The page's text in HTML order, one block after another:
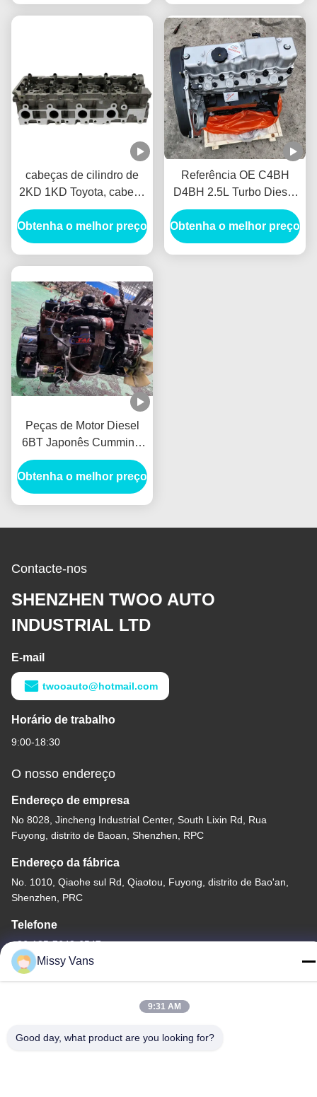
cabeças de cilindro de
2KD 1KD Toyota, cabeça
de cilindro do motor de
Toyota Hilux 2,5 D4D
(2KD)
Obtenha o melhor preço
Referência OE C4BH
D4BH 2.5L Turbo Diesel
Motor Long Block Fit Para
Hyundai H1 KIA Bongo
JAC
Obtenha o melhor preço
Peças de Motor Diesel
6BT Japonês Cummin s
Bloco Longo Para
Caminhão Ônibus
Gerador
Obtenha o melhor preço
Contacte-nos
SHENZHEN TWOO AUTO
INDUSTRIAL LTD
E-mail
twooauto@hotmail.com
Horário de trabalho
9:00-18:30
O nosso endereço
Endereço de empresa
No 8028, Jincheng Industrial Center, South Lixin Rd, Rua
Fuyong, distrito de Baoan, Shenzhen, RPC
Endereço da fábrica
No. 1010, Qiaohe sul Rd, Qiaotou, Fuyong, distrito de Bao'an,
Shenzhen, PRC
Telefone
+86-185-7643-6547
Copyright © -2026 SHENZHEN TWOO AUTO INDUSTRIAL LTD
Missy Vans
9:31 AM
Good day, what product are you looking for?